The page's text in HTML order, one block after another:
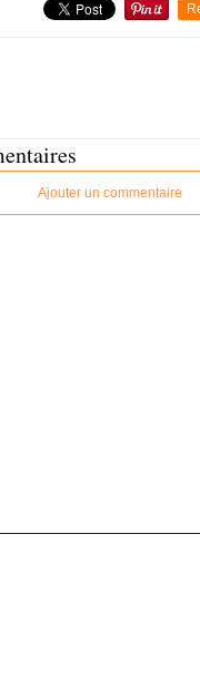
Ajouter un commentaire